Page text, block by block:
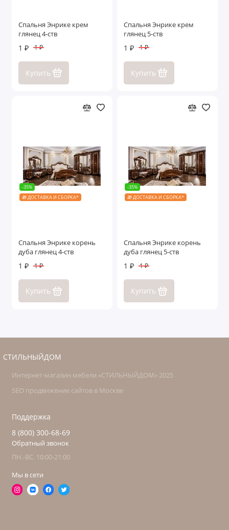
Спальня Энрике крем
глянец 4-ств
1 ₽ 1 ₽
Купить
Спальня Энрике крем
глянец 5-ств
1 ₽ 1 ₽
Купить
-35%
🎁 ДОСТАВКА И СБОРКА*
Спальня Энрике корень
дуба глянец 4-ств
1 ₽ 1 ₽
Купить
-35%
🎁 ДОСТАВКА И СБОРКА*
Спальня Энрике корень
дуба глянец 5-ств
1 ₽ 1 ₽
Купить
СТИЛЬНЫЙДОМ
Интернет-магазин мебели «СТИЛЬНЫЙДОМ» 2025
SEO продвижение сайтов в Москве
Поддержка
8 (800) 300-68-69
Обратный звонок
ПН.-ВС. 10:00-21:00
Мы в сети